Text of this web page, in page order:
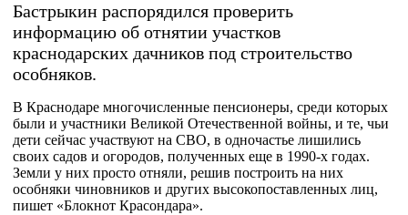
Бастрыкин распорядился проверить
информацию об отнятии участков
краснодарских дачников под строительство
особняков.
В Краснодаре многочисленные пенсионеры, среди которых
были и участники Великой Отечественной войны, и те, чьи
дети сейчас участвуют на СВО, в одночастье лишились
своих садов и огородов, полученных еще в 1990-х годах.
Земли у них просто отняли, решив построить на них
особняки чиновников и других высокопоставленных лиц,
пишет «Блокнот Красондара».